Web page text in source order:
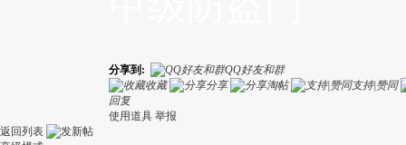
分享到:
QQ好友和群
收藏
分享 淘帖
支持|赞同
回复
使用道具 举报
返回列表